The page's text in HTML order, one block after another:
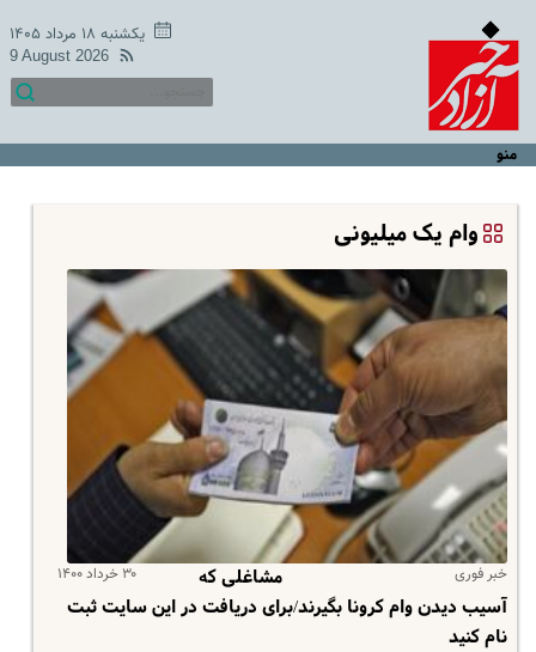
یکشنبه ۱۸ مرداد ۱۴۰۵
9 August 2026
منو
وام یک میلیونی
خبر فوری ۳۰ خرداد ۱۴۰۰
مشاغلی که
آسیب دیدن وام کرونا بگیرند/برای دریافت در این سایت ثبت
نام کنید